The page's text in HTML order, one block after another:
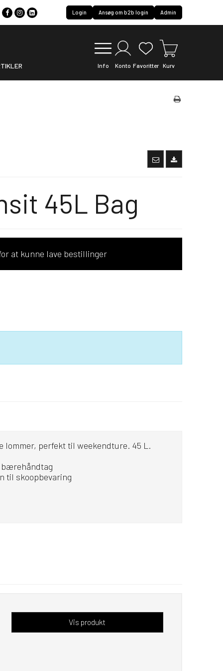
Login Ansøg om b2b login Admin
Info Konto Favoritter Kurv
45L Bag
at kunne lave bestillinger
lommer, perfekt til weekendture. 45 L.
bærehåndtag
til skoopbevaring
Vis produkt